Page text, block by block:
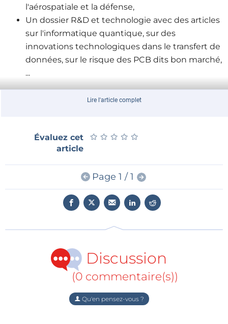
l'aérospatiale et la défense,
Un dossier R&D et technologie avec des articles
sur l'informatique quantique, sur des
innovations technologiques dans le transfert de
données, sur le risque des PCB dits bon marché,
...
Télécharger votre exemplaire des maintenant sur
Lire l'article complet
Évaluez cet
article
★ ★ ★ ★ ★
★ ★ ★ ★ ★
Page 1 / 1
Discussion
(0 commentaire(s))
Qu'en pensez-vous ?